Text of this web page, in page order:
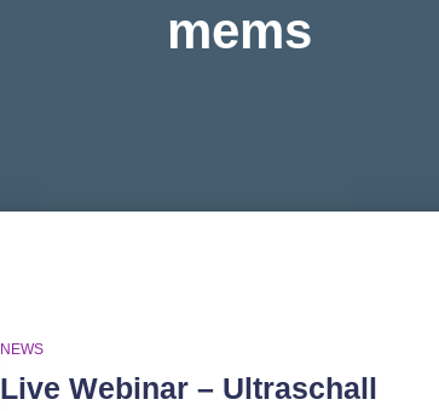
mems
NEWS
Live Webinar – Ultraschall